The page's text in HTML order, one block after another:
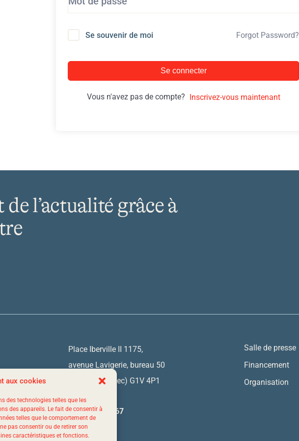
aux cookies
des technologies telles que les
des appareils. Le fait de consentir à
telles que le comportement de
pas consentir ou de retirer son
caractéristiques et fonctions.
Se souvenir de moi Forgot Password?
Se connecter
Vous n'avez pas de compte? Inscrivez-vous maintenant
de l’actualité grâce à
Place Iberville II 1175,
avenue Lavigerie, bureau 50
Québec (Québec) G1V 4P1
1 844 523-7767
Salle de presse
Financement
Organisation